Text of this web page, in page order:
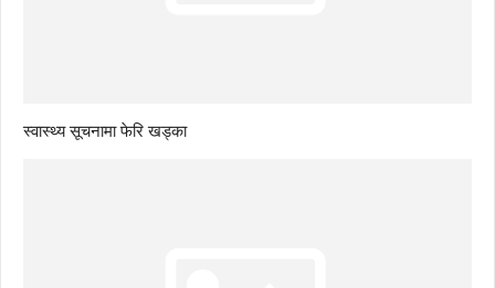
स्वास्थ्य सूचनामा फेरि खड्का